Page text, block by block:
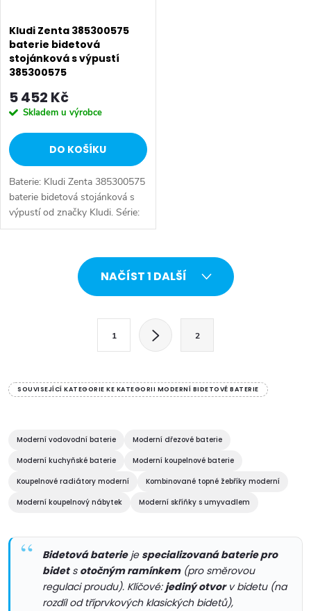
Kludi Zenta 385300575
baterie bidetová
stojánková s výpustí
385300575
5 452 Kč
Skladem u výrobce
DO KOŠÍKU
Baterie: Kludi Zenta 385300575
baterie bidetová stojánková s
výpustí od značky Kludi. Série:
Zenta. Typ baterie: Bidetová
páková baterie. Barva:...
d
c
p
v
NAČÍST 1 DALŠÍ
á
o
v
á
n
1 2
SOUVISEJÍCÍ KATEGORIE KE KATEGORII MODERNÍ BIDETOVÉ BATERIE
Moderní vodovodní baterie
Moderní dřezové baterie
Moderní kuchyňské baterie
Moderní koupelnové baterie
Koupelnové radiátory moderní
Kombinované topné žebříky moderní
Moderní koupelnový nábytek
Moderní skříňky s umyvadlem
Bidetová baterieje specializovaná baterie pro
bidets otočným ramínkem(pro směrovou
regulaci proudu). Klíčové:jediný otvorv bidetu (na
rozdíl od tříprvkových klasických bidetů),